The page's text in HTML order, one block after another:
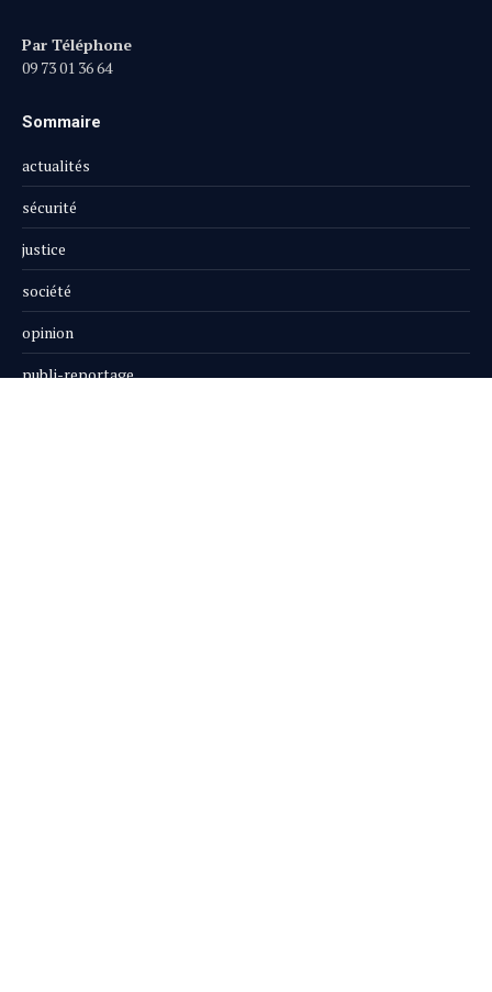
Par Téléphone
09 73 01 36 64
Sommaire
actualités
sécurité
justice
société
opinion
publi-reportage